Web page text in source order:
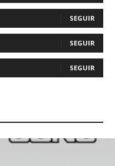
SEGUIR
SEGUIR
SEGUIR